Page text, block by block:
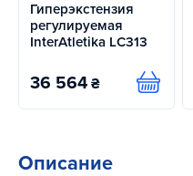
Гиперэкстензия
регулируемая
InterAtletika LC313
36 564 ₴ Купить
Описание